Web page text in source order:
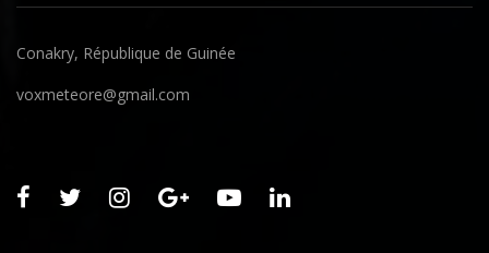
Conakry, République de Guinée
voxmeteore@gmail.com